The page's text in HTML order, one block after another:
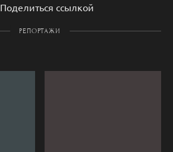
Поделиться ссылкой
РЕПОРТАЖИ